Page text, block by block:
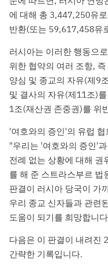
에 대해 총 3,447,250유
반환(또는 59,617,458유
러시아는 이러한 행동으
위한 협약의 여러 조항,
양심 및 종교의 자유(제9
및 결사의 자유(제11조)
1조(재산권 존중권)를 위
'여호와의 증인'의 유럽
"우리는 '여호와의 증인'
전례 없는 상황에 대해 권
를 해 준 스트라스부르 법
판결이 러시아 당국이 가
우리 종교 신자들과 관련
도움이 되기를 희망합니
다음은 이 판결이 내려진
간략한 기록입니다.